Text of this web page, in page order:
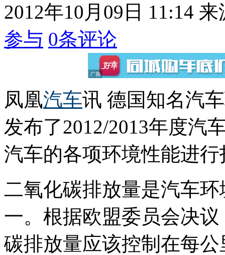
2012年10月09日 11:14 来
参与 0条评论
凤凰汽车讯 德国知名汽
发布了2012/2013年度汽
汽车的各项环境性能进
二氧化碳排放量是汽车
一。根据欧盟委员会决
碳排放量应该控制在每